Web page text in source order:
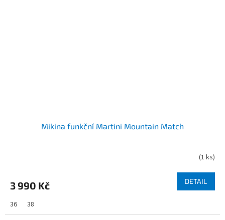
Mikina funkční Martini Mountain Match
(1 ks)
3 990 Kč DETAIL
36 38